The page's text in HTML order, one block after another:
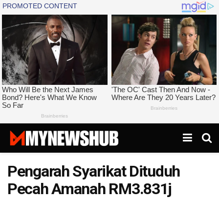
Pengarah Syarikat Dituduh
Pecah Amanah RM3.831j